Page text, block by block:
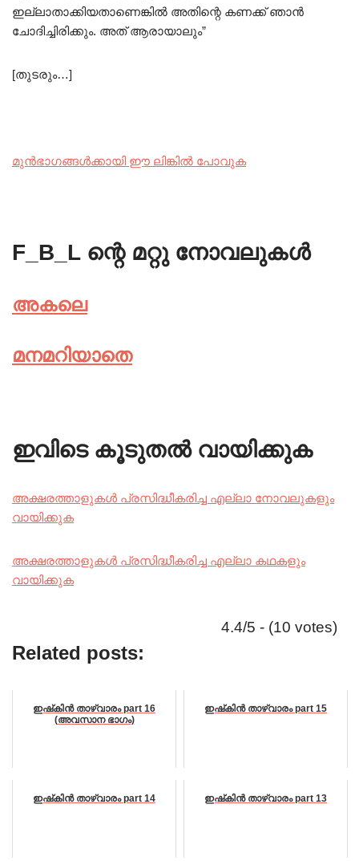
ഇല്ലാതാക്കിയതാണെങ്കിൽ അതിന്റെ കണക്ക് ഞാൻ
ചോദിച്ചിരിക്കും. അത് ആരായാലും”
[തുടരും…]
മുൻഭാഗങ്ങൾക്കായി ഈ ലിങ്കിൽ പോവുക
F_B_L ന്റെ മറ്റു നോവലുകൾ
അകലെ
മനമറിയാതെ
ഇവിടെ കൂടുതൽ വായിക്കുക
അക്ഷരത്താളുകൾ പ്രസിദ്ധീകരിച്ച എല്ലാ നോവലുകളും
വായിക്കുക
അക്ഷരത്താളുകൾ പ്രസിദ്ധീകരിച്ച എല്ലാ കഥകളും
വായിക്കുക
4.4/5 - (10 votes)
Related posts:
ഇഷ്‌കിൻ താഴ്‌വാരം part 16
(അവസാന ഭാഗം)
ഇഷ്‌കിൻ താഴ്‌വാരം part 15
ഇഷ്‌കിൻ താഴ്‌വാരം part 14 ഇഷ്‌കിൻ താഴ്‌വാരം part 13